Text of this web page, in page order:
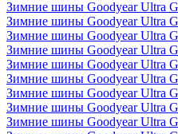
Зимние шины Goodyear Ultra
Зимние шины Goodyear Ultra
Зимние шины Goodyear Ultra
Зимние шины Goodyear Ultra
Зимние шины Goodyear Ultra
Зимние шины Goodyear Ultra
Зимние шины Goodyear Ultra
Зимние шины Goodyear Ultra
Зимние шины Goodyear Ultra